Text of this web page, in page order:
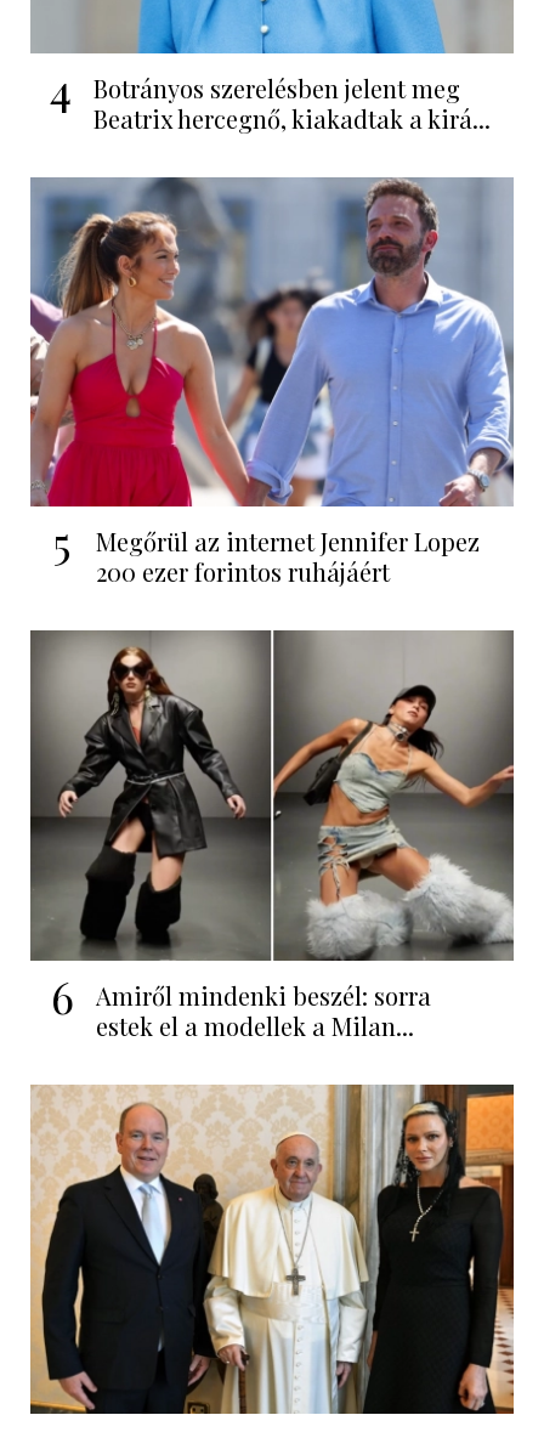
4
Botrányos szerelésben jelent meg
Beatrix hercegnő, kiakadtak a kirá...
5
Megőrül az internet Jennifer Lopez
200 ezer forintos ruhájáért
6
Amiről mindenki beszél: sorra
estek el a modellek a Milan...